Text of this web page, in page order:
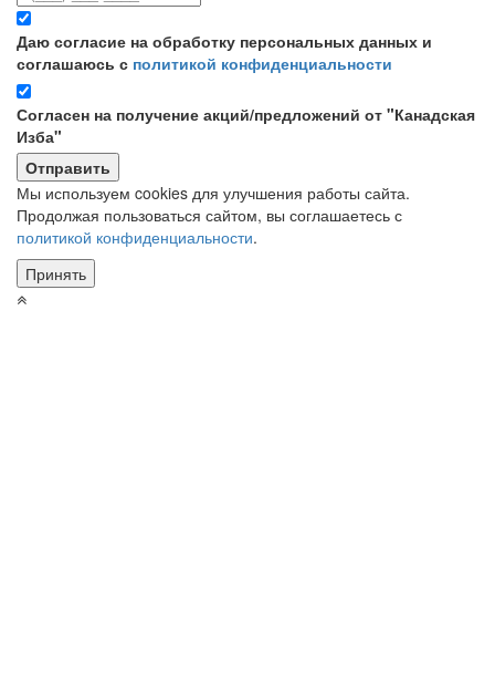
Даю согласие на обработку персональных данных и
соглашаюсь с политикой конфиденциальности
Согласен на получение акций/предложений от "Канадская
Изба"
Мы используем cookies для улучшения работы сайта.
Продолжая пользоваться сайтом, вы соглашаетесь с
политикой конфиденциальности.
Принять